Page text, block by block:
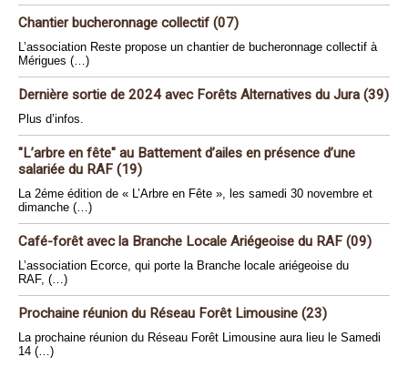
Chantier bucheronnage collectif (07)
L’association Reste propose un chantier de bucheronnage collectif à
Mérigues (…)
Dernière sortie de 2024 avec Forêts Alternatives du Jura (39)
Plus d’infos.
"L’arbre en fête" au Battement d’ailes en présence d’une
salariée du RAF (19)
La 2éme édition de « L’Arbre en Fête », les samedi 30 novembre et
dimanche (…)
Café-forêt avec la Branche Locale Ariégeoise du RAF (09)
L’association Ecorce, qui porte la Branche locale ariégeoise du
RAF, (…)
Prochaine réunion du Réseau Forêt Limousine (23)
La prochaine réunion du Réseau Forêt Limousine aura lieu le Samedi
14 (…)